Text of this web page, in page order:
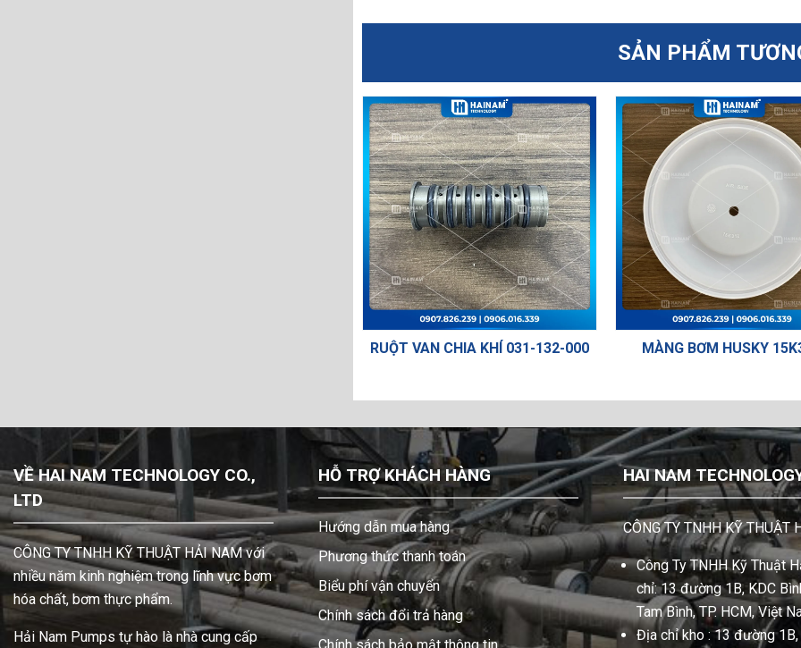
SẢN PHẨM
RUỘT VAN CHIA KHÍ 031-132-000 MÀNG BƠM HUSKY
VỀ HAI NAM TECHNOLOGY CO.,
LTD
CÔNG TY TNHH KỸ THUẬT HẢI NAM với
nhiều năm kinh nghiệm trong lĩnh vực bơm
hóa chất, bơm thực phẩm.
Hải Nam Pumps tự hào là nhà cung cấp
HỖ TRỢ KHÁCH HÀNG
Hướng dẫn mua hàng
Phương thức thanh toán
Biểu phí vận chuyển
Chính sách đổi trả hàng
HAI NAM
CÔNG TY TNHH KỸ THUẬT
Công Ty TNHH Kỹ Thuật
chỉ: 13 đường 1B, KDC
Tam Bình, TP. HCM, Việt
Địa chỉ kho : 13 đường 1B,